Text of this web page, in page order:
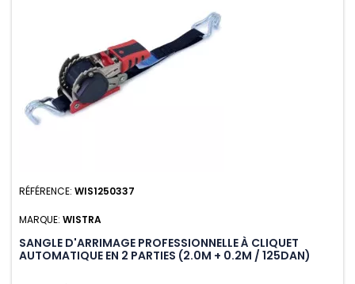
RÉFÉRENCE: WIS1250337
MARQUE: WISTRA
SANGLE D'ARRIMAGE PROFESSIONNELLE À CLIQUET
AUTOMATIQUE EN 2 PARTIES (2.0M + 0.2M / 125DAN)